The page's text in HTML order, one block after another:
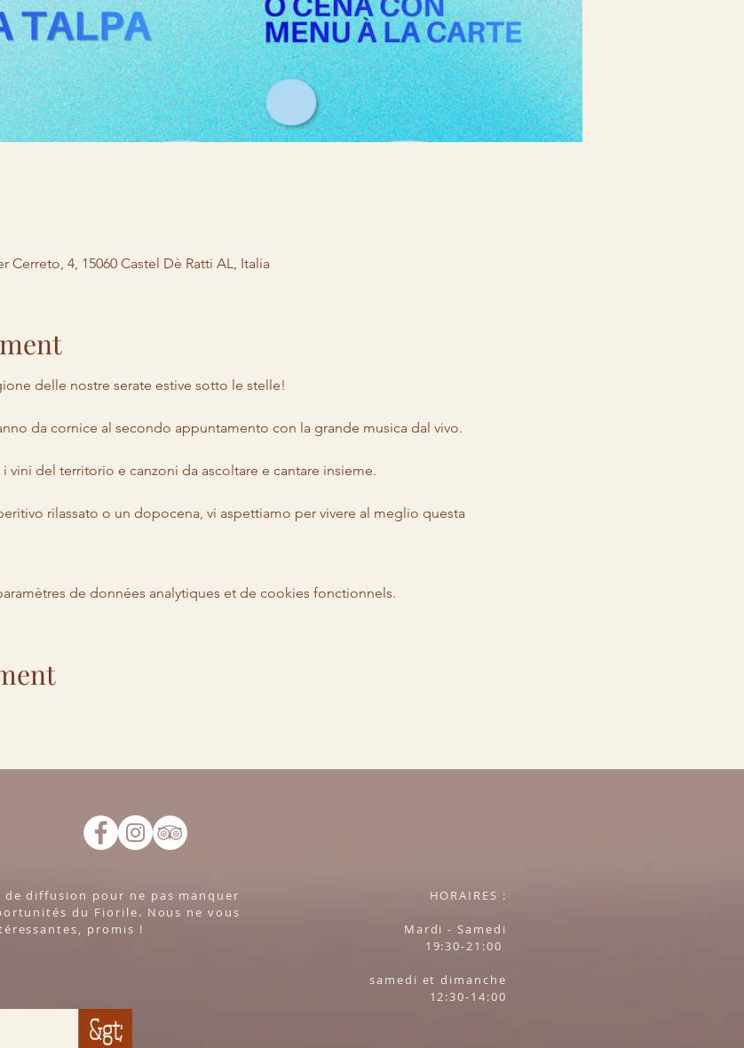
Cerreto, 4, 15060 Castel Dè Ratti AL, Italia
delle nostre serate estive sotto le stelle!
da cornice al secondo appuntamento con la grande musica dal vivo.
del territorio e canzoni da ascoltare e cantare insieme.
rilassato o un dopocena, vi aspettiamo per vivere al meglio questa
de données analytiques et de cookies fonctionnels.
diffusion pour ne pas manquer
du Fiorile. Nous ne vous
promis !
&gt;
HORAIRES :
Mardi - Samedi
19:30-21:00
samedi et dimanche
12:30-14:00